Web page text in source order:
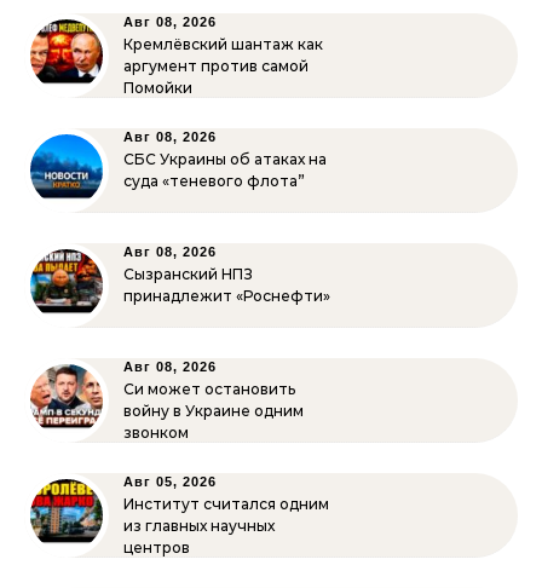
Авг 08, 2026
Кремлёвский шантаж как
аргумент против самой
Помойки
Авг 08, 2026
СБС Украины об атаках на
суда «теневого флота”
Авг 08, 2026
Сызранский НПЗ
принадлежит «Роснефти»
Авг 08, 2026
Си может остановить
войну в Украине одним
звонком
Авг 05, 2026
Институт считался одним
из главных научных
центров